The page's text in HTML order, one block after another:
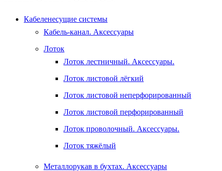
Кабеленесущие системы
Кабель-канал. Аксессуары
Лоток
Лоток лестничный. Аксессуары.
Лоток листовой лёгкий
Лоток листовой неперфорированный
Лоток листовой перфорированный
Лоток проволочный. Аксессуары.
Лоток тяжёлый
Металлорукав в бухтах. Аксессуары